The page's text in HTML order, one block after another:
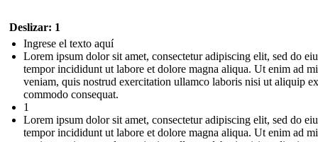
Deslizar: 1
Ingrese el texto aquí
Lorem ipsum dolor sit amet, consectetur adipiscing elit, sed do
tempor incididunt ut labore et dolore magna aliqua. Ut enim ad
veniam, quis nostrud exercitation ullamco laboris nisi ut aliquip
commodo consequat.
1
Lorem ipsum dolor sit amet, consectetur adipiscing elit, sed do
tempor incididunt ut labore et dolore magna aliqua. Ut enim ad